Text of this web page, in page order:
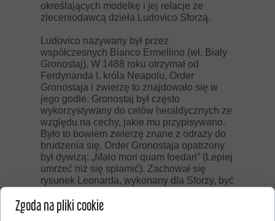
określających modelkę i jej relacje ze
zleceniodawcą dzieła Ludovico Sforzą.
Ludovico nazywany był przez
współczesnych Bianco Ermellino (wł. Biały
Gronostaj). W 1488 roku otrzymał od
Ferdynanda I, króla Neapolu, Order
Gronostaja i zwierzę to znajdowało się w
jego godle. Gronostaj był często
wykorzystywany do celów heraldycznych ze
względu na cechy, jakie mu przypisywano.
Było to bowiem zwierzę znane z odrazy do
brudzenia się. Order Gronostaja opatrzony
był dywizą: „Malo mori quam foedari” (Lepiej
umrzeć niż się splamić). Zachował się
rysunek Leonarda, wykonany dla Sforzy, być
gronostaj, uciekając przed myśliwymi
wzdraga się przed przekroczeniem błotnistej
Zgoda na pliki cookie